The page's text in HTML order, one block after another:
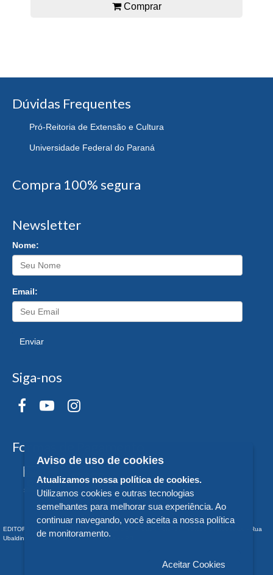
Comprar
Dúvidas Frequentes
Pró-Reitoria de Extensão e Cultura
Universidade Federal do Paraná
Compra 100% segura
Newsletter
Nome:
Email:
Enviar
Siga-nos
Formas de Pagamento
EDITORA DA UNIVERSIDADE FEDERAL DO PARANÁ - CNPJ n° 75.095.679/0011-10 - Rua
Ubaldino do Amaral, 321 - Alto da Glória - - PR
Aviso de uso de cookies
Atualizamos nossa política de cookies.
Utilizamos cookies e outras tecnologias
semelhantes para melhorar sua experiência. Ao
continuar navegando, você aceita a nossa política
de monitoramento.
Aceitar Cookies